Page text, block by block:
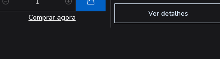
Comprar agora
Ver detalhes